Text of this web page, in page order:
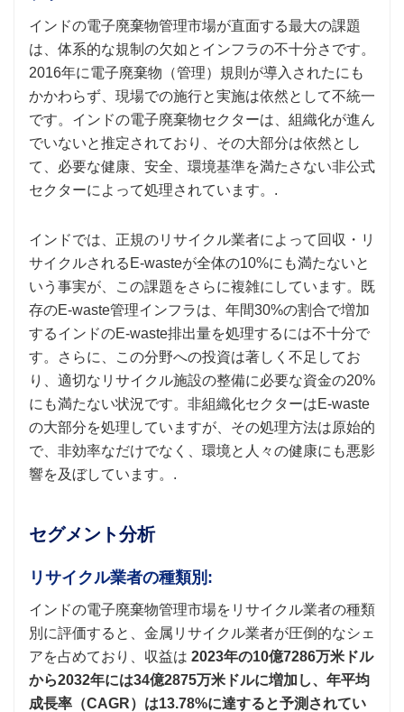
インドの電子廃棄物管理市場が直面する最大の課題
は、体系的な規制の欠如とインフラの不十分さです。
2016年に電子廃棄物（管理）規則が導入されたにも
かかわらず、現場での施行と実施は依然として不統一
です。インドの電子廃棄物セクターは、組織化が進ん
でいないと推定されており、その大部分は依然とし
て、必要な健康、安全、環境基準を満たさない非公式
セクターによって処理されています。.
インドでは、正規のリサイクル業者によって回収・リ
サイクルされるE-wasteが全体の10%にも満たないと
いう事実が、この課題をさらに複雑にしています。既
存のE-waste管理インフラは、年間30%の割合で増加
するインドのE-waste排出量を処理するには不十分で
す。さらに、この分野への投資は著しく不足してお
り、適切なリサイクル施設の整備に必要な資金の20%
にも満たない状況です。非組織化セクターはE-waste
の大部分を処理していますが、その処理方法は原始的
で、非効率なだけでなく、環境と人々の健康にも悪影
響を及ぼしています。.
セグメント分析
リサイクル業者の種類別:
インドの電子廃棄物管理市場をリサイクル業者の種類
別に評価すると、金属リサイクル業者が圧倒的なシェ
アを占めており、収益は 2023年の10億7286万米ドル
から2032年には34億2875万米ドルに増加し、年平均
成長率（CAGR）は13.78%に達すると予測されてい